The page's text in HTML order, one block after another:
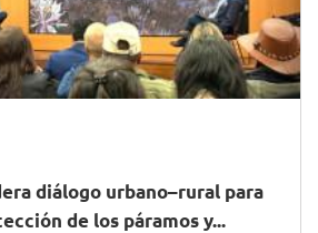
diálogo urbano–rural para
de los páramos y...